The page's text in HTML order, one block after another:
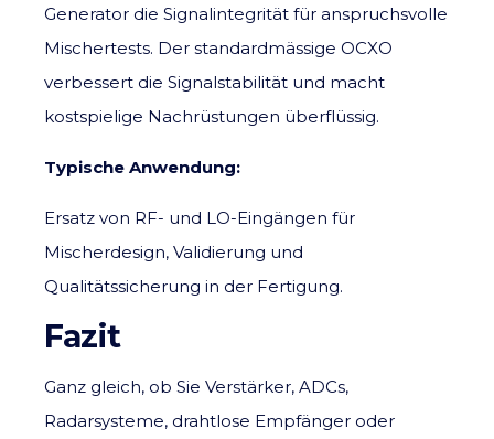
Generator die Signalintegrität für anspruchsvolle
Mischertests. Der standardmässige OCXO
verbessert die Signalstabilität und macht
kostspielige Nachrüstungen überflüssig.
Typische Anwendung:
Ersatz von RF- und LO-Eingängen für
Mischerdesign, Validierung und
Qualitätssicherung in der Fertigung.
Fazit
Ganz gleich, ob Sie Verstärker, ADCs,
Radarsysteme, drahtlose Empfänger oder